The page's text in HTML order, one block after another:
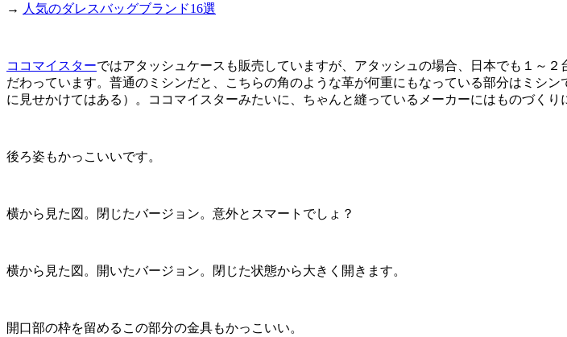
→ 人気のダレスバッグブランド16選
ココマイスターではアタッシュケースも販売していますが、アタッシュの場合、日本でも１～
だわっています。普通のミシンだと、こちらの角のような革が何重にもなっている部分はミシ
に見せかけてはある）。ココマイスターみたいに、ちゃんと縫っているメーカーにはものづくり
後ろ姿もかっこいいです。
横から見た図。閉じたバージョン。意外とスマートでしょ？
横から見た図。開いたバージョン。閉じた状態から大きく開きます。
開口部の枠を留めるこの部分の金具もかっこいい。